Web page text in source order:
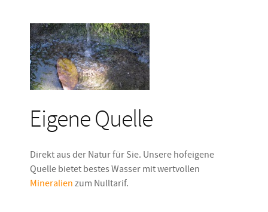
Eigene Quelle
Direkt aus der Natur für Sie. Unsere hofeigene
Quelle bietet bestes Wasser mit wertvollen
Mineralien zum Nulltarif.